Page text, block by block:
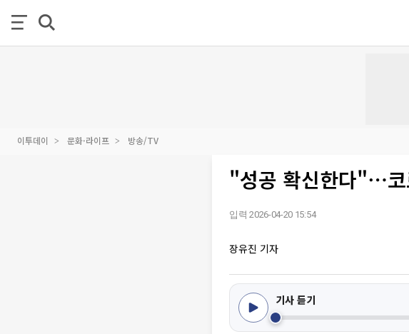
이투데이 문화·라이프 방송/TV
"성공 확신한다"⋯코
입력 2026-04-20 15:54
장유진 기자
기사 듣기